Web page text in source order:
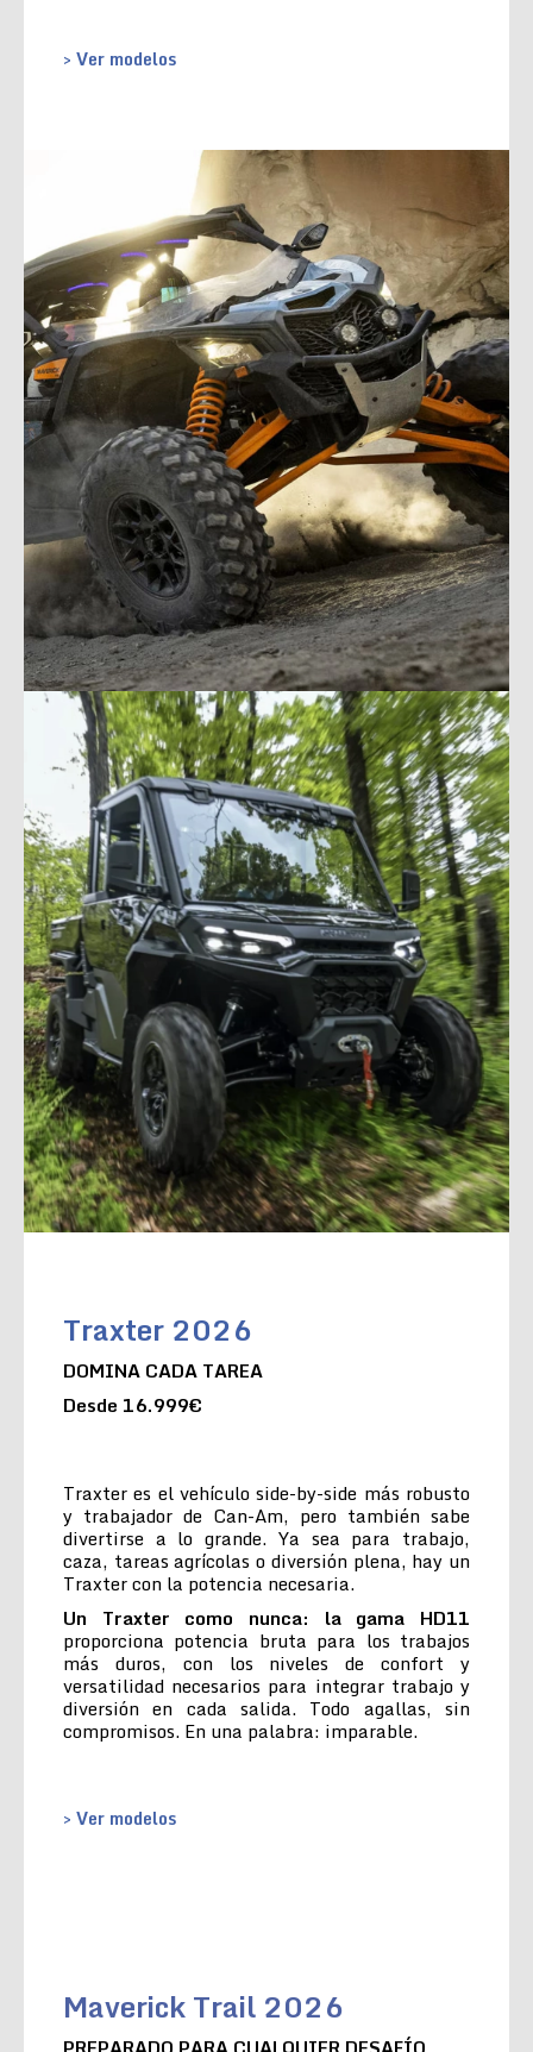
> Ver modelos
Traxter 2026
DOMINA CADA TAREA
Desde 16.999€
Traxter es el vehículo side-by-side más robusto
y trabajador de Can-Am, pero también sabe
divertirse a lo grande. Ya sea para trabajo,
caza, tareas agrícolas o diversión plena, hay un
Traxter con la potencia necesaria.
Un Traxter como nunca: la gama HD11
proporciona potencia bruta para los trabajos
más duros, con los niveles de confort y
versatilidad necesarios para integrar trabajo y
diversión en cada salida. Todo agallas, sin
compromisos. En una palabra: imparable.
> Ver modelos
Maverick Trail 2026